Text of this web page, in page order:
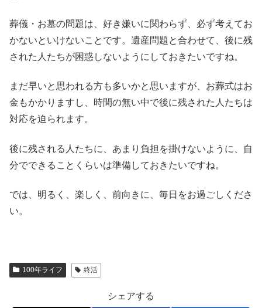
葬儀・お墓の問題は、好き嫌いに関わらず、必ず考えてお
かないといけないことです。遺産問題と合わせて、後に残
された人たちが困惑しないようにしておきたいですね。
まだ早いと思われる方も多いかと思いますが、お葬式はお
金もかかりますし、時間の無い中で後に残された人たちは
対応を迫られます。
後に残される人たちに、あまり負担を掛けないように、自
分でできることくらいは準備しておきたいですね。
では、明るく、楽しく、前向きに、毎日をお過ごしくださ
い。
100年ライフ 終活
シェアする